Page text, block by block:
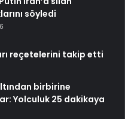
söyledi
reçetelerini takip etti
birbirine
Yolculuk 25 dakikaya